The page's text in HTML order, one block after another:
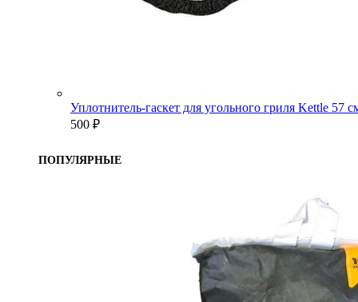
Уплотнитель-гаскет для угольного гриля Kettle 57
500 ₽
ПОПУЛЯРНЫЕ